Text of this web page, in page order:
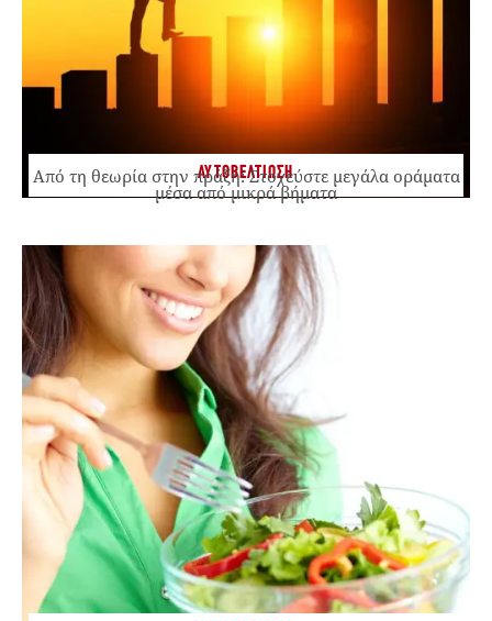
ΑΥΤΟΒΕΛΤΙΩΣΗ
Από τη θεωρία στην πράξη: Στοχεύστε μεγάλα οράματα
μέσα από μικρά βήματα